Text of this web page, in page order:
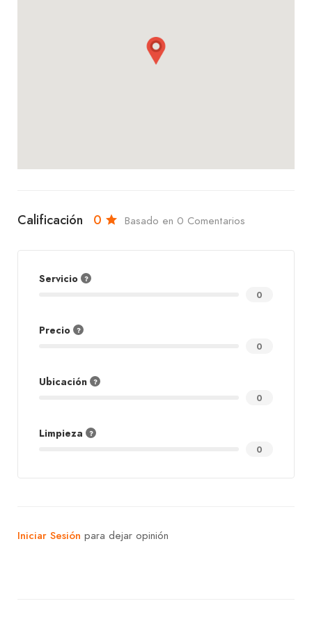
sea que te apetezcan unas alitas crujientes, un trío
de pollo o un chicharrón entero, aquí encontrarás
Calificación 0 Basado en 0 Comentarios
Servicio
0
Precio
0
Ubicación
0
Limpieza
0
Iniciar Sesión para dejar opinión